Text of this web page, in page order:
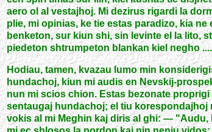
aero ol al vestajhoj. Mi dezirus rigardi la
plie, mi opinias, ke tie estas paradizo, kia
benketon, sur kiun shi, sin levinte el la lito,
piedeton shtrumpeton blankan kiel negho
Hodiau, tamen, kvazau lumo min
hundachoj, kiun mi audis en Nevskij-
nun mi scios chion. Estas bezonate
sentaugaj hundachoj; el tiu korespondajhoj
vokis al mi Meghin kaj diris al ghi: — "Audu,